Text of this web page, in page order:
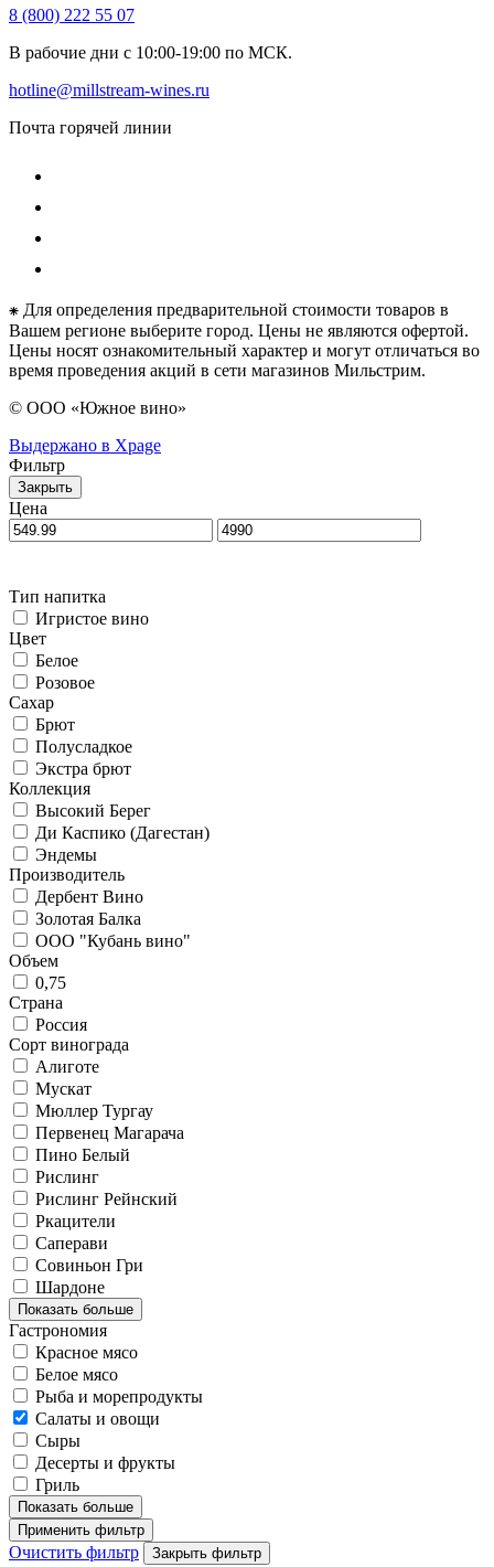
8 (800) 222 55 07
В рабочие дни с 10:00-19:00 по МСК.
hotline@millstream-wines.ru
Почта горячей линии
⁕ Для определения предварительной стоимости товаров в
Вашем регионе выберите город. Цены не являются офертой.
Цены носят ознакомительный характер и могут отличаться во
время проведения акций в сети магазинов Мильстрим.
© ООО «Южное вино»
Выдержано в Xpage
Фильтр
Закрыть
Цена
Тип напитка
Игристое вино
Цвет
Белое
Розовое
Сахар
Брют
Полусладкое
Экстра брют
Коллекция
Высокий Берег
Ди Каспико (Дагестан)
Эндемы
Производитель
Дербент Вино
Золотая Балка
ООО "Кубань вино"
Объем
0,75
Страна
Россия
Сорт винограда
Алиготе
Мускат
Мюллер Тургау
Первенец Магарача
Пино Белый
Рислинг
Рислинг Рейнский
Ркацители
Саперави
Совиньон Гри
Шардоне
Показать больше
Гастрономия
Красное мясо
Белое мясо
Рыба и морепродукты
Салаты и овощи
Сыры
Десерты и фрукты
Гриль
Показать больше
Применить фильтр
Очистить фильтр Закрыть фильтр